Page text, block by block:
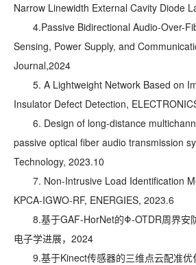
Narrow Linewidth External Cavity Diode
4.Passive Bidirectional Audio-Over-
Sensing, Power Supply, and
Journal,2024
5. A Lightweight Network Based on
Insulator Defect Detection,
6. Design of long-distance
passive optical fiber audio transmission
Technology, 2023.10
7. Non-Intrusive Load Identification
KPCA-IGWO-RF, ENERGIES, 2023.6
8.基于GAF-HorNet的Φ-OTDR周界安
电子学进展，2024
9.基于Kinect传感器的三维点云配准优